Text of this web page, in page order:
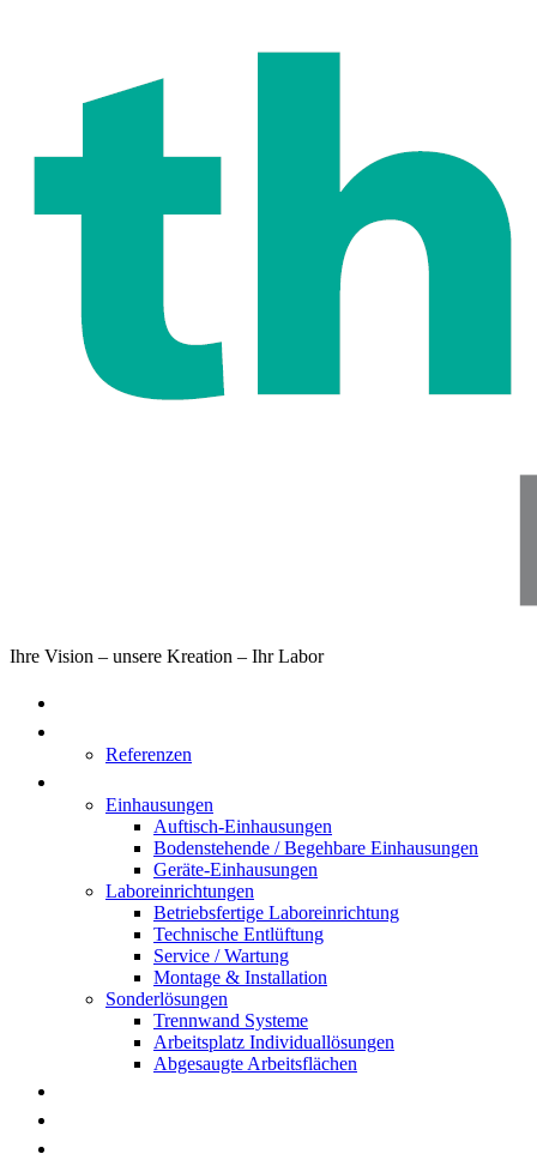
Ihre Vision – unsere Kreation – Ihr Labor
Referenzen
Einhausungen
Auftisch-Einhausungen
Bodenstehende / Begehbare Einhausungen
Geräte-Einhausungen
Laboreinrichtungen
Betriebsfertige Laboreinrichtung
Technische Entlüftung
Service / Wartung
Montage & Installation
Sonderlösungen
Trennwand Systeme
Arbeitsplatz Individuallösungen
Abgesaugte Arbeitsflächen